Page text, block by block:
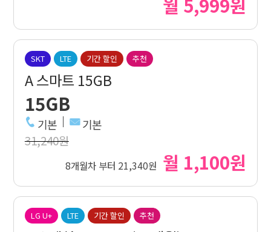
SKT LTE 기간 할인 추천
A 스마트 15GB
15GB
기본 기본
31,240원
8개월차 부터 21,340원 월 1,100원
LG U+ LTE 기간 할인 추천